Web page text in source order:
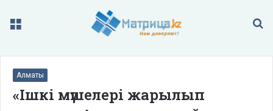
Меню
Алматы
«Ішкі мүшелері жарылып